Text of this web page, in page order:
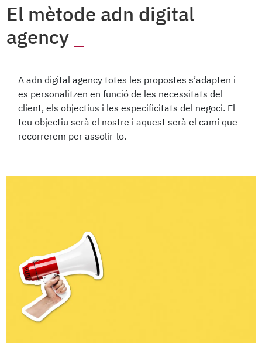
El mètode adn digital
agency
A adn digital agency totes les propostes s’adapten i
es personalitzen en funció de les necessitats del
client, els objectius i les especificitats del negoci. El
teu objectiu serà el nostre i aquest serà el camí que
recorrerem per assolir-lo.